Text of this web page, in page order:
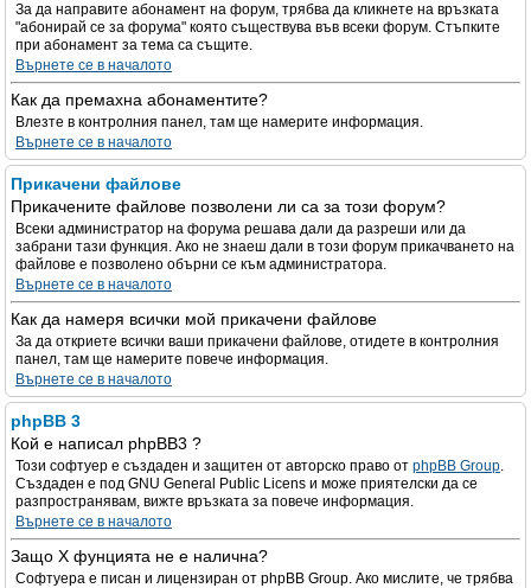
За да направите абонамент на форум, трябва да кликнете на връзката
"абонирай се за форума" която съществува във всеки форум. Стъпките
при абонамент за тема са същите.
Върнете се в началото
Как да премахна абонаментите?
Влезте в контролния панел, там ще намерите информация.
Върнете се в началото
Прикачени файлове
Прикачените файлове позволени ли са за този форум?
Всеки администратор на форума решава дали да разреши или да
забрани тази функция. Ако не знаеш дали в този форум прикачването на
файлове е позволено обърни се към администратора.
Върнете се в началото
Как да намеря всички мой прикачени файлове
За да откриете всички ваши прикачени файлове, отидете в контролния
панел, там ще намерите повече информация.
Върнете се в началото
phpBB 3
Кой е написал phpBB3 ?
Този софтуер е създаден и защитен от авторско право от phpBB Group.
Създаден е под GNU General Public Licens и може приятелски да се
разпространявам, вижте връзката за повече информация.
Върнете се в началото
Защо X фунцията не е налична?
Софтуера е писан и лицензиран от phpBB Group. Ако мислите, че трябва